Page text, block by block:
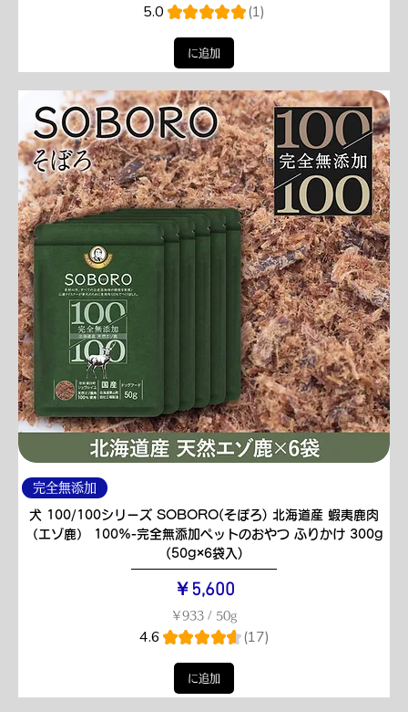
5.0 ★★★★★ 1
1
に追加
完全無添加
犬 100/100シリーズ SOBORO(そぼろ) 北海道産 蝦夷鹿肉
（エゾ鹿） 100%-完全無添加ペットのおやつ ふりかけ 300g
(50g×6袋入)
価格
￥5,600
￥933 / 50g
￥
9
3
4.6★★★★★ 17
17
に追加